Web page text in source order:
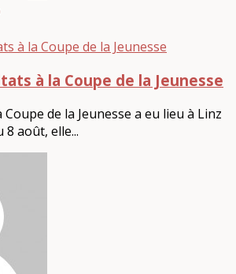
à la Coupe de la Jeunesse
Coupe de la Jeunesse a eu lieu à Linz
8 août, elle...